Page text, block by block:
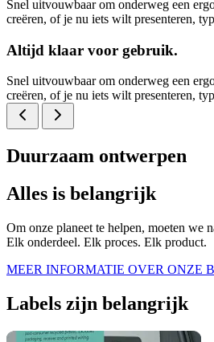
Snel uitvouwbaar om onderweg een
creëren, of je nu iets wilt presenteren,
Altijd klaar voor gebruik.
Snel uitvouwbaar om onderweg een
creëren, of je nu iets wilt presenteren,
Duurzaam ontwerpen
Alles is belangrijk
Om onze planeet te helpen, moeten we
Elk onderdeel. Elk proces. Elk product.
MEER INFORMATIE OVER ONZE
Labels zijn belangrijk